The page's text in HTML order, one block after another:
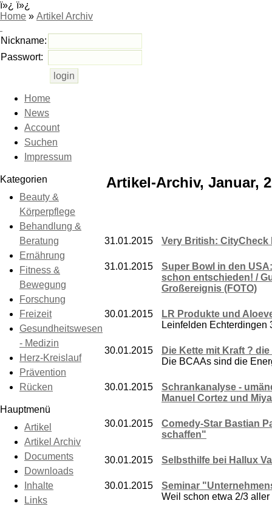
ï»¿ ï»¿
Home » Artikel Archiv
Nickname:
Passwort:
Home
News
Account
Suchen
Impressum
Kategorien
Beauty &
Körperpflege
Behandlung &
Beratung
Ernährung
Fitness &
Bewegung
Forschung
Freizeit
Gesundheitswesen
- Medizin
Herz-Kreislauf
Prävention
Rücken
Hauptmenü
Artikel
Artikel Archiv
Documents
Downloads
Inhalte
Links
Artikel-Archiv, Januar,
31.01.2015 Very British: CityCheck
31.01.2015
Super Bowl in den
schon entschieden! /
Großereignis (FOTO)
30.01.2015
LR Produkte und
Leinfelden Echterdingen
30.01.2015
Die Kette mit Kraft ?
Die BCAAs sind die
30.01.2015
Schrankanalyse -
Manuel Cortez und
30.01.2015
Comedy-Star Bastian
schaffen"
30.01.2015 Selbsthilfe bei Hallux
30.01.2015
Seminar
Weil schon etwa 2/3